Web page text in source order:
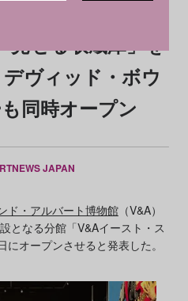
見せる収蔵庫」を
ヴィッド・ボウ
同時オープン
JAPAN
ド・アルバート博物館（V&A）
となる分館「V&Aイースト・ス
オープンさせると発表した。